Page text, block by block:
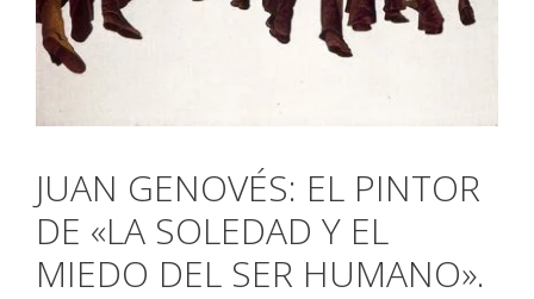
JUAN GENOVÉS: EL PINTOR
DE «LA SOLEDAD Y EL
MIEDO DEL SER HUMANO».